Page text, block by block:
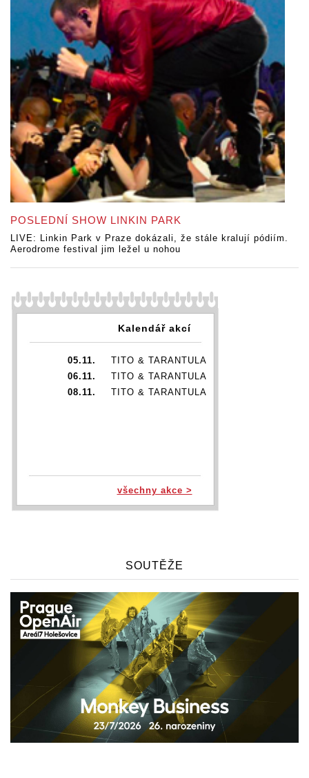
POSLEDNÍ SHOW LINKIN PARK
LIVE: Linkin Park v Praze dokázali, že stále kralují pódiím.
Aerodrome festival jim ležel u nohou
Kalendář akcí
05.11.
TITO & TARANTULA
06.11.
TITO & TARANTULA
08.11.
TITO & TARANTULA
všechny akce >
SOUTĚŽE